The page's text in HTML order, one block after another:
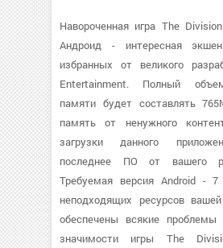
Навороченная игра The
Андроид - интересная
избранных от великого
Entertainment. Полный
памяти будет составлять
память от ненужного
загрузки данного
последнее ПО от вашего
Требуемая версия Android -
неподходящих ресурсов
обеспечены всякие
значимости игры The